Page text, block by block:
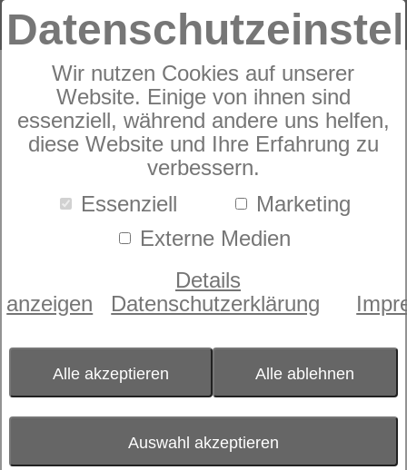
Wir nutzen Cookies auf unserer
Website. Einige von ihnen sind
essenziell, während andere uns helfen,
diese Website und Ihre Erfahrung zu
verbessern.
Essenziell
Marketing
Externe Medien
Details
anzeigen
Datenschutzerklärung
Alle akzeptieren Alle ablehnen
Auswahl akzeptieren
Rummel My Care Bed